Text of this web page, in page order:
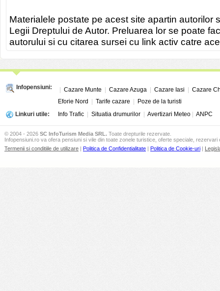
Materialele postate pe acest site apartin autorilor
Legii Dreptului de Autor. Preluarea lor se poate
autorului si cu citarea sursei cu link activ catre
Infopensiuni: Cazare Munte Cazare Azuga Cazare Iasi
Cazare
Eforie Nord
Tarife cazare
Poze de la turisti
Linkuri utile:
Info Trafic Situatia drumurilor Avertizari Meteo ANPC
© 2004 - 2026 SC InfoTurism Media SRL. Toate drepturile rezervate.
Infopensiuni.ro va ofera pensiuni si vile din toate zonele turistice, oferte speciale, rezervari
Termenii si conditiile de utilizare | Politica de Confidentialitate | Politica de Cookie-uri |